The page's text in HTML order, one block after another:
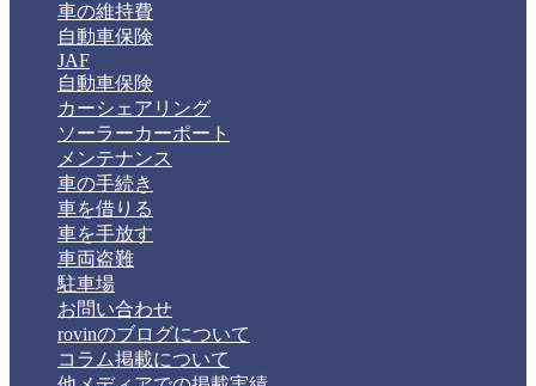
車の維持費
自動車保険
JAF
自動車保険
カーシェアリング
ソーラーカーポート
メンテナンス
車の手続き
車を借りる
車を手放す
車両盗難
駐車場
お問い合わせ
rovinのブログについて
コラム掲載について